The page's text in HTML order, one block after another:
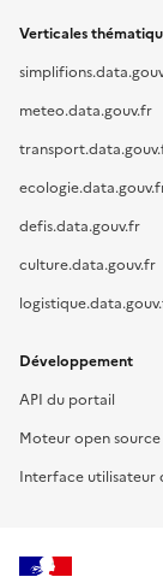
Verticales
meteo.data.gouv.fr
defis.data.gouv.fr
culture.data.gouv.fr
Développement
API du portail
Moteur open source
Interface utilisateur